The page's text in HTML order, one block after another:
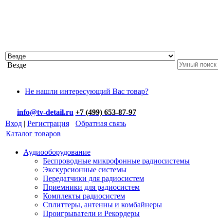
Везде
Не нашли интересующий Вас товар?
info@tv-detail.ru +7 (499) 653-87-97
Вход | Регистрация
Обратная связь
Каталог товаров
Аудиооборудование
Беспроводные микрофонные радиосистемы
Экскурсионные системы
Передатчики для радиосистем
Приемники для радиосистем
Комплекты радиосистем
Сплиттеры, антенны и комбайнеры
Проигрыватели и Рекордеры